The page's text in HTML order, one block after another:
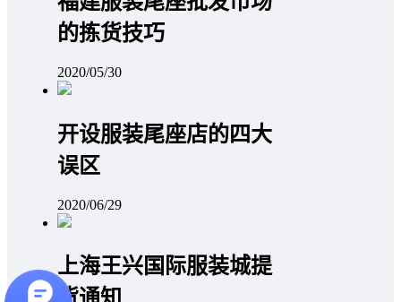
的拣货技巧
2020/05/30
开设服装尾座店的四大
误区
2020/06/29
上海王兴国际服装城提